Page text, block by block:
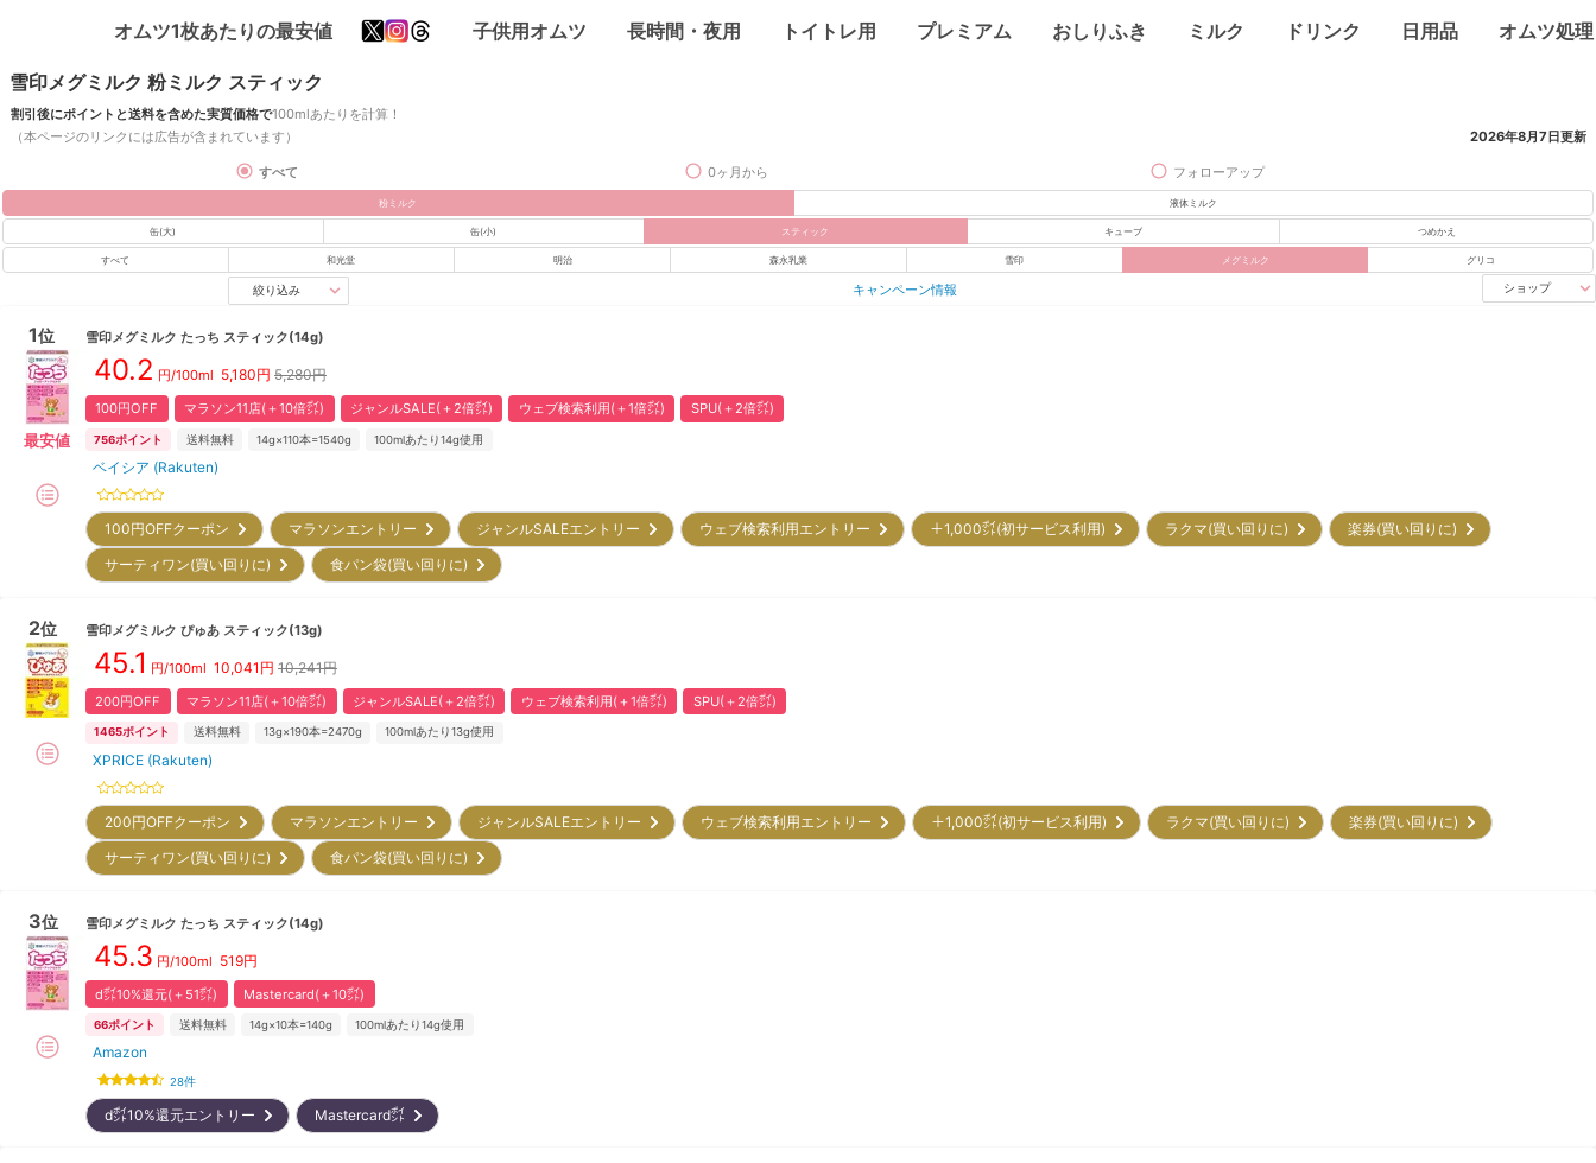
オムツ1枚あたりの最安値 子供用オムツ 長時間・夜用 トイトレ用 プレミアム おしりふき ミルク ドリンク 日用品 オムツ処理
雪印メグミルク 粉ミルク スティック
割引後にポイントと送料を含めた実質価格で100mlあたりを計算！
（本ページのリンクには広告が含まれています）
2026年8月7日更新
すべて 0ヶ月から フォローアップ
粉ミルク 液体ミルク
缶(大) 缶(小) スティック キューブ つめかえ
すべて 和光堂 明治 森永乳業 雪印 メグミルク グリコ
絞り込み キャンペーン情報 ショップ
1位
最安値
雪印メグミルク たっち スティック(14g)
40.2 円/100ml 5,180円 5,280円
100円OFF マラソン11店(＋10倍㌽) ジャンルSALE(＋2倍㌽) ウェブ検索利用(＋1倍㌽) SPU(＋2倍㌽)
756ポイント 送料無料 14g×110本=1540g 100mlあたり14g使用
ベイシア (Rakuten)
100円OFFクーポン マラソンエントリー ジャンルSALEエントリー ウェブ検索利用エントリー ＋1,000㌽(初サービス利用) ラクマ(買い回りに)
楽券(買い回りに)
サーティワン(買い回りに)
食パン袋(買い回りに)
2位 雪印メグミルク ぴゅあ スティック(13g)
45.1 円/100ml 10,041 円 10,241円
200円OFF マラソン11店(＋10倍㌽) ジャンルSALE(＋2倍㌽) ウェブ検索利用(＋1倍㌽) SPU(＋2倍㌽)
1465ポイント 送料無料 13g×190本=2470g 100mlあたり13g使用
XPRICE (Rakuten)
200円OFFクーポン マラソンエントリー ジャンルSALEエントリー ウェブ検索利用エントリー ＋1,000㌽(初サービス利用) ラクマ(買い回りに)
楽券(買い回りに)
サーティワン(買い回りに)
食パン袋(買い回りに)
3位 雪印メグミルク たっち スティック(14g)
45.3 円/100ml 519円
d㌽10%還元(＋51㌽) Mastercard(＋10㌽)
66ポイント 送料無料 14g×10本=140g 100mlあたり14g使用
Amazon
28件
d㌽10%還元エントリー Mastercard㌽